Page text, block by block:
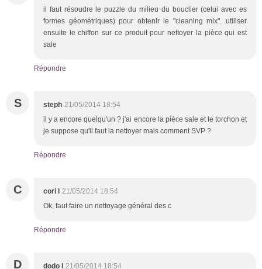
il faut résoudre le puzzle du milieu du bouclier (celui avec es
formes géométriques) pour obtenir le "cleaning mix". utiliser
ensuite le chiffon sur ce produit pour nettoyer la pièce qui est
sale
Répondre
S steph 21/05/2014 18:54
il y a encore quelqu'un ? j'ai encore la pièce sale et le torchon et
je suppose qu'il faut la nettoyer mais comment SVP ?
Répondre
C cori l 21/05/2014 18:54
Ok, faut faire un nettoyage général des c
Répondre
D dodo l 21/05/2014 18:54